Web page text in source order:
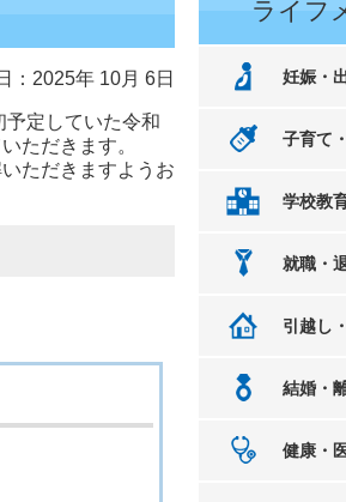
：2025年 10月 6日
定していた令和
ただきます。
ただきますようお
ライフ
妊娠・
子育て
学校教
就職・
引越し
結婚・
健康・